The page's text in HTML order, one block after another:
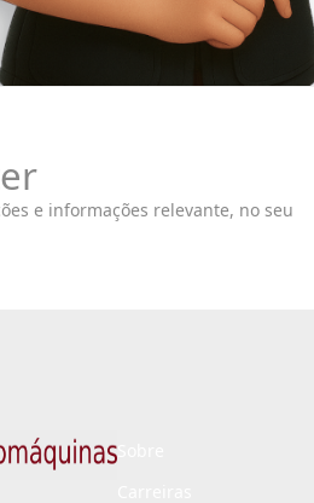
e informações relevante, no seu